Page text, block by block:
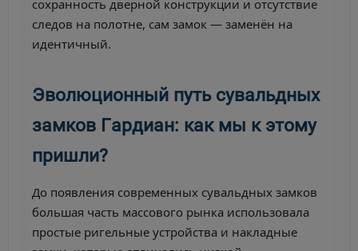
сохранность дверной конструкции и отсутствие
следов на полотне, сам замок — заменён на
идентичный.
Эволюционный путь сувальдных
замков Гардиан: как мы к этому
пришли?
До появления современных сувальдных замков
большая часть массового рынка использовала
простые ригельные устройства и накладные